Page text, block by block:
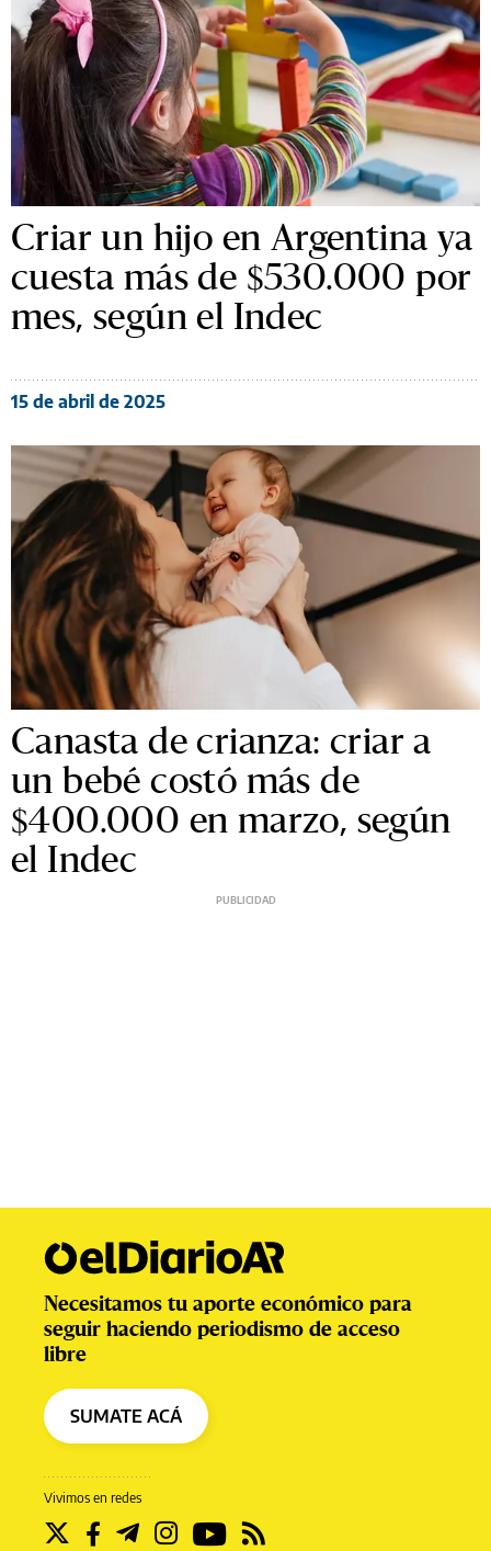
Criar un hijo en Argentina ya
cuesta más de $530.000 por
mes, según el Indec
15 de abril de 2025
Canasta de crianza: criar a
un bebé costó más de
$400.000 en marzo, según
el Indec
Vivimos en redes
Necesitamos tu aporte económico para
seguir haciendo periodismo de acceso
libre
SUMATE ACÁ